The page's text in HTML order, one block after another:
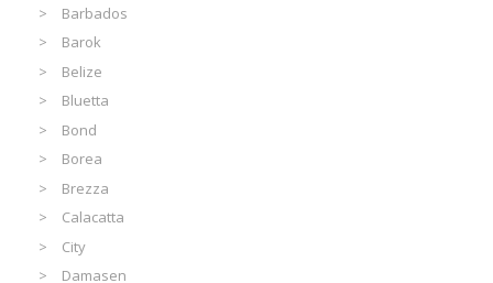
Barbados
Barok
Belize
Bluetta
Bond
Borea
Brezza
Calacatta
City
Damasen